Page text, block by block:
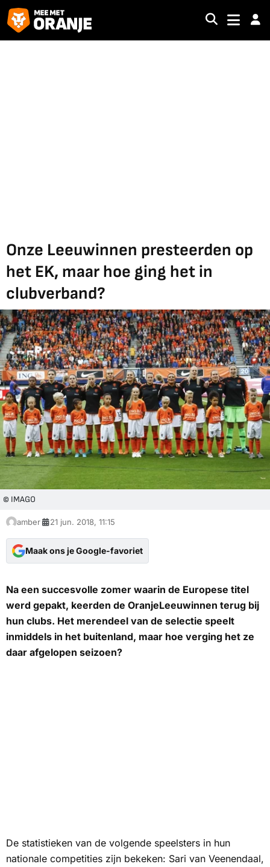
Onze Leeuwinnen presteerden op
het EK, maar hoe ging het in
clubverband?
© IMAGO
amber 21 jun. 2018, 11:15
Maak ons je Google-favoriet
Na een succesvolle zomer waarin de Europese titel
werd gepakt, keerden de OranjeLeeuwinnen terug bij
hun clubs. Het merendeel van de selectie speelt
inmiddels in het buitenland, maar hoe verging het ze
daar afgelopen seizoen?
De statistieken van de volgende speelsters in hun
nationale competities zijn bekeken: Sari van Veenendaal,